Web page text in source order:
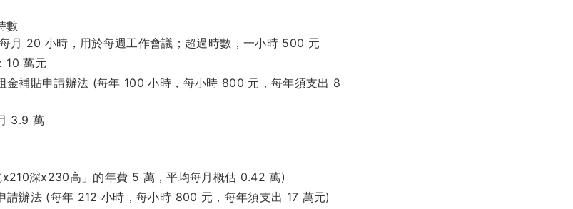
數
月 20 小時，用於每週工作會議；超過時數，一小時 500 元
10 萬元
金補貼申請辦法 (每年 100 小時，每小時 800 元，每年須支出 8
3.9 萬
深x230高」的年費 5 萬，平均每月概估 0.42 萬)
請辦法 (每年 212 小時，每小時 800 元，每年須支出 17 萬元)